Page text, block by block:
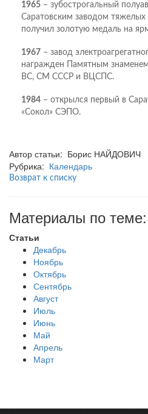
1965 – зубострогальный
Саратовским заводом тяжелых
получил золотую медаль на
1967 – завод
награжден Памятным
ВС, СМ СССР и ВЦСПС.
1984 – открылся первый в
«Сокол» СЭПО.
Автор статьи: Борис НАЙДОВИЧ
Рубрика: Календарь
Возврат к списку
Материалы по теме:
Статьи
Декабрь
Ноябрь
Октябрь
Сентябрь
Август
Июль
Июнь
Май
Апрель
Март